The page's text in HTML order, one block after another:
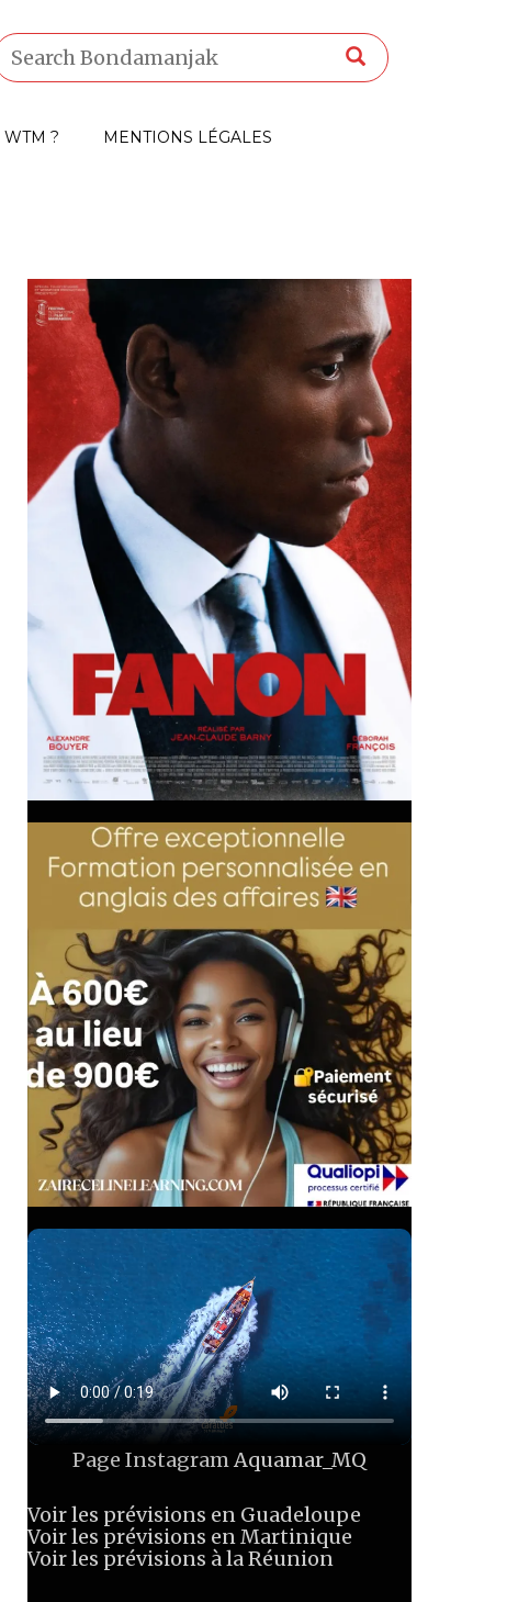
WTM ? MENTIONS LÉGALES
Page InstagramAquamar_MQ
Voir les prévisions en Guadeloupe
Voir les prévisions en Martinique
Voir les prévisions à la Réunion